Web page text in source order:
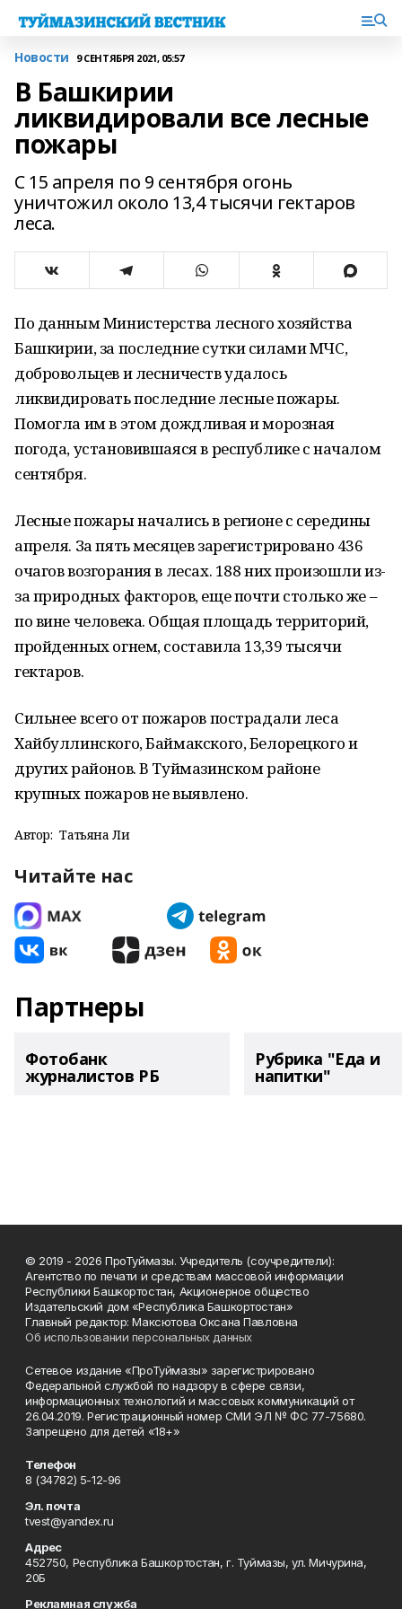
Новости 9 СЕНТЯБРЯ 2021, 05:57
В Башкирии
ликвидировали все лесные
пожары
С 15 апреля по 9 сентября огонь
уничтожил около 13,4 тысячи гектаров
леса.
По данным Министерства лесного хозяйства
Башкирии, за последние сутки силами МЧС,
добровольцев и лесничеств удалось
ликвидировать последние лесные пожары.
Помогла им в этом дождливая и морозная
погода, установившаяся в республике с началом
сентября.
Лесные пожары начались в регионе с середины
апреля. За пять месяцев зарегистрировано 436
очагов возгорания в лесах. 188 них произошли из-
за природных факторов, еще почти столько же –
по вине человека. Общая площадь территорий,
пройденных огнем, составила 13,39 тысячи
гектаров.
Сильнее всего от пожаров пострадали леса
Хайбуллинского, Баймакского, Белорецкого и
других районов. В Туймазинском районе
крупных пожаров не выявлено.
Автор: Татьяна Ли
Читайте нас
Партнеры
Фотобанк
журналистов РБ
Рубрика "Еда и
напитки"
© 2019 - 2026 ПроТуймазы. Учредитель (соучредители):
Агентство по печати и средствам массовой информации
Республики Башкортостан, Акционерное общество
Издательский дом «Республика Башкортостан»
Главный редактор: Максютова Оксана Павловна
Об использовании персональных данных
Сетевое издание «ПроТуймазы» зарегистрировано
Федеральной службой по надзору в сфере связи,
информационных технологий и массовых коммуникаций от
26.04.2019. Регистрационный номер СМИ ЭЛ № ФС 77-75680.
Запрещено для детей «18+»
Телефон
8 (34782) 5-12-96
Эл. почта
tvest@yandex.ru
Адрес
452750, Республика Башкортостан, г. Туймазы, ул. Мичурина,
20Б
Рекламная служба